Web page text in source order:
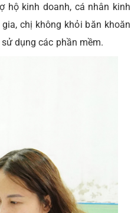
hộ kinh doanh, cá nhân kinh
chị không khỏi băn khoăn
dụng các phần mềm.